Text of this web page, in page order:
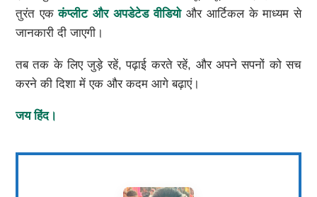
तुरंत एककंप्लीट और अपडेटेड वीडियोऔर आर्टिकल के माध्यम से
जानकारी दी जाएगी।
तब तक के लिए जुड़े रहें, पढ़ाई करते रहें, और अपने सपनों को सच
करने की दिशा में एक और कदम आगे बढ़ाएं।
जय हिंद।